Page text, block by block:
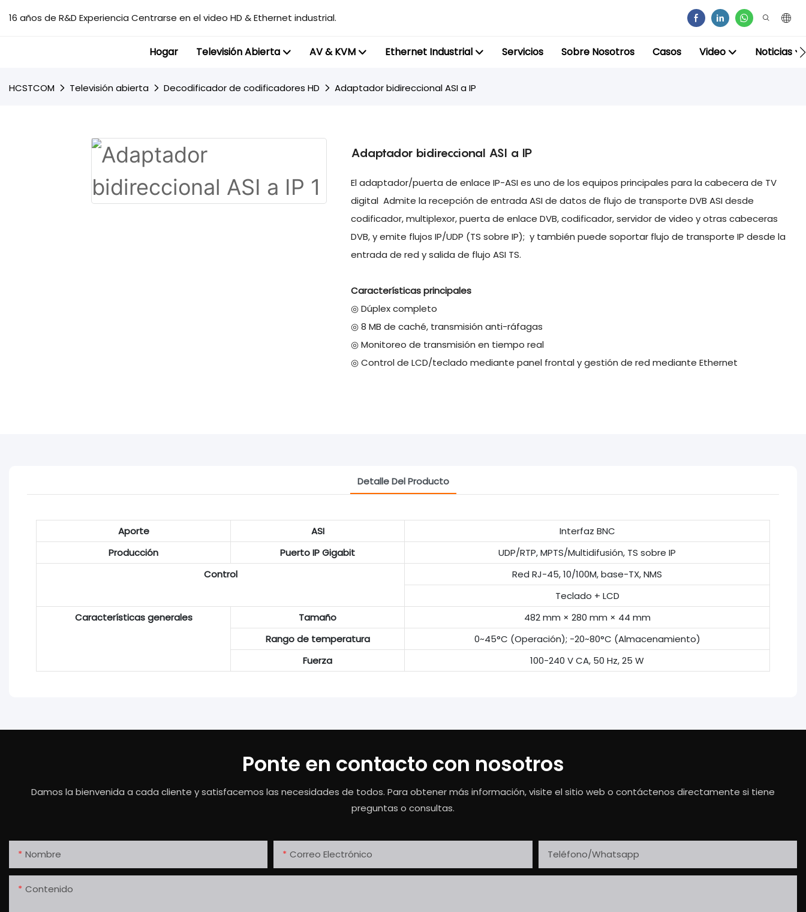
16 años de R&D Experiencia Centrarse en el video HD & Ethernet industrial.
Hogar Televisión Abierta AV & KVM Ethernet Industrial Servicios Sobre Nosotros Casos Video Noticias
HCSTCOM Televisión abierta Decodificador de codificadores HD Adaptador bidireccional ASI a IP
Adaptador bidireccional ASI a IP
El adaptador/puerta de enlace IP-ASI es uno de los equipos principales para la cabecera de TV
digital Admite la recepción de entrada ASI de datos de flujo de transporte DVB ASI desde
codificador, multiplexor, puerta de enlace DVB, codificador, servidor de video y otras cabeceras
DVB, y emite flujos IP/UDP (TS sobre IP); y también puede soportar flujo de transporte IP desde la
entrada de red y salida de flujo ASI TS.
Características principales
◎ Dúplex completo
◎ 8 MB de caché, transmisión anti-ráfagas
◎ Monitoreo de transmisión en tiempo real
◎ Control de LCD/teclado mediante panel frontal y gestión de red mediante Ethernet
Detalle Del Producto
Aporte ASI
Interfaz BNC
Producción
Puerto IP Gigabit
UDP/RTP, MPTS/Multidifusión, TS sobre IP
Control
Red RJ-45, 10/100M, base-TX, NMS
Teclado + LCD
Características generales
Tamaño
482 mm × 280 mm × 44 mm
Rango de temperatura
0~45°C (Operación); -20~80°C (Almacenamiento)
Fuerza
100-240 V CA, 50 Hz, 25 W
Ponte en contacto con nosotros
Damos la bienvenida a cada cliente y satisfacemos las necesidades de todos. Para obtener más información, visite el sitio web o contáctenos directamente si tiene
preguntas o consultas.
Nombre Correo Electrónico Teléfono/whatsapp
Contenido